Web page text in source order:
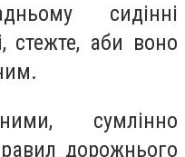
сидінні
стежте, аби воно
сумлінно
дорожнього